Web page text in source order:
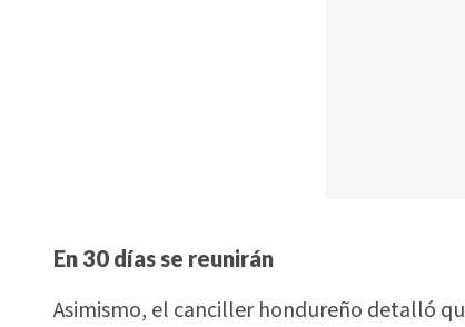
En 30 días se reunirán
Asimismo, el canciller hondureño detalló